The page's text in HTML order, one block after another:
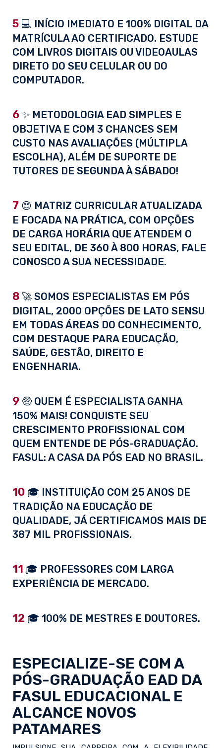
5 💻 INÍCIO IMEDIATO E 100% DIGITAL DA
MATRÍCULA AO CERTIFICADO. ESTUDE
COM LIVROS DIGITAIS OU VIDEOAULAS
DIRETO DO SEU CELULAR OU DO
COMPUTADOR.
6 ✨ METODOLOGIA EAD SIMPLES E
OBJETIVA E COM 3 CHANCES SEM
CUSTO NAS AVALIAÇÕES (MÚLTIPLA
ESCOLHA), ALÉM DE SUPORTE DE
TUTORES DE SEGUNDA À SÁBADO!
7 😍 MATRIZ CURRICULAR ATUALIZADA
E FOCADA NA PRÁTICA, COM OPÇÕES
DE CARGA HORÁRIA QUE ATENDEM O
SEU EDITAL, DE 360 À 800 HORAS, FALE
CONOSCO A SUA NECESSIDADE.
8 🚀 SOMOS ESPECIALISTAS EM PÓS
DIGITAL, 2000 OPÇÕES DE LATO SENSU
EM TODAS ÁREAS DO CONHECIMENTO,
COM DESTAQUE PARA EDUCAÇÃO,
SAÚDE, GESTÃO, DIREITO E
ENGENHARIA.
9 🤑 QUEM É ESPECIALISTA GANHA
150% MAIS! CONQUISTE SEU
CRESCIMENTO PROFISSIONAL COM
QUEM ENTENDE DE PÓS-GRADUAÇÃO.
FASUL: A CASA DA PÓS EAD NO BRASIL.
10 🎓 INSTITUIÇÃO COM 25 ANOS DE
TRADIÇÃO NA EDUCAÇÃO DE
QUALIDADE, JÁ CERTIFICAMOS MAIS DE
387 MIL PROFISSIONAIS.
11 🎓 PROFESSORES COM LARGA
EXPERIÊNCIA DE MERCADO.
12 🎓 100% DE MESTRES E DOUTORES.
ESPECIALIZE-SE COM A
PÓS-GRADUAÇÃO EAD DA
FASUL EDUCACIONAL E
ALCANCE NOVOS
PATAMARES